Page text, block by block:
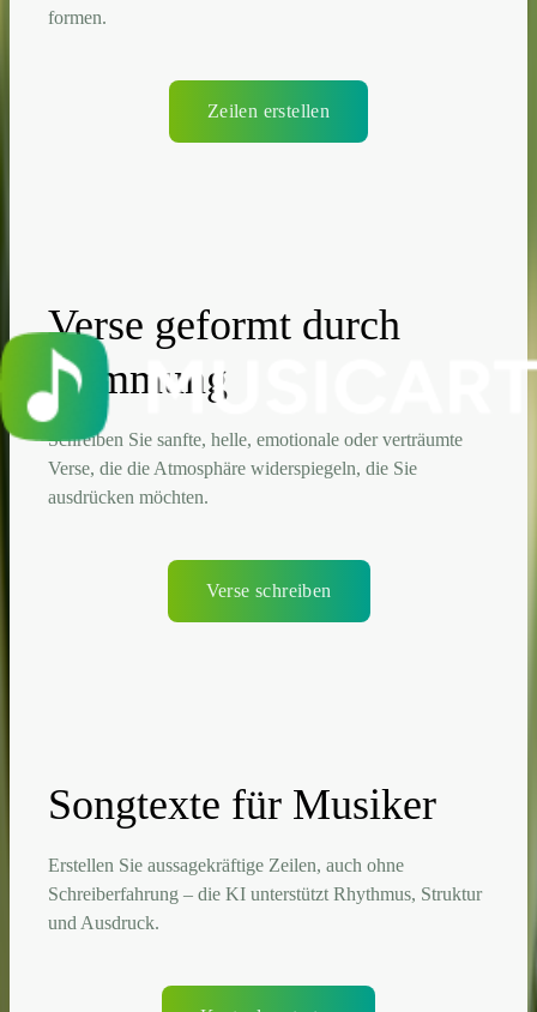
formen.
Zeilen erstellen
Verse geformt durch
Stimmung
Schreiben Sie sanfte, helle, emotionale oder verträumte
Verse, die die Atmosphäre widerspiegeln, die Sie
ausdrücken möchten.
Verse schreiben
Songtexte für Musiker
Erstellen Sie aussagekräftige Zeilen, auch ohne
Schreiberfahrung – die KI unterstützt Rhythmus, Struktur
und Ausdruck.